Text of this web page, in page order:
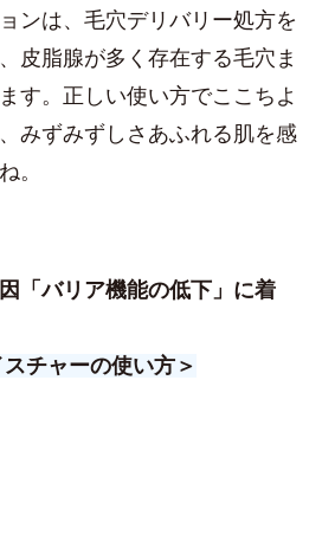
ンは、毛穴デリバリー処方を
皮脂腺が多く存在する毛穴ま
す。正しい使い方でここちよ
みずみずしさあふれる肌を感
。
「バリア機能の低下」に着
チャーの使い方＞